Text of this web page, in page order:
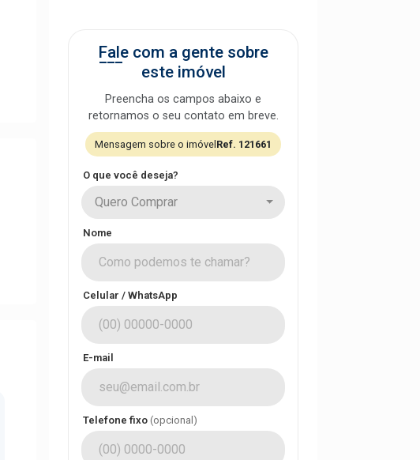
Fale com a gente sobre
este imóvel
Preencha os campos abaixo e
retornamos o seu contato em breve.
Mensagem sobre o imóvel Ref. 121661
O que você deseja?
Quero Comprar
Nome
Celular / WhatsApp
E-mail
Telefone fixo (opcional)